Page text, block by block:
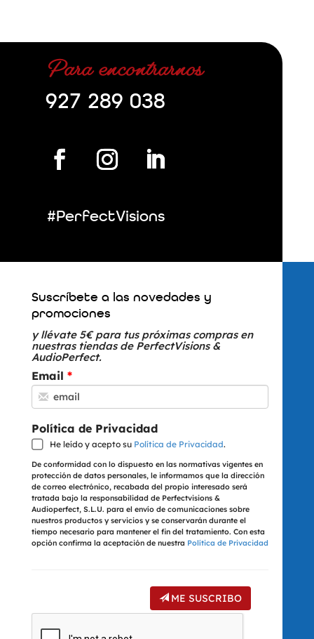
Para encontrarnos
927 289 038
#PerfectVisions
Suscríbete a las novedades y
promociones
y llévate 5€ para tus próximas compras en
nuestras tiendas de PerfectVisions &
AudioPerfect.
Email
Política de Privacidad
He leído y acepto su Política de Privacidad.
De conformidad con lo dispuesto en las normativas vigentes en
protección de datos personales, le informamos que la dirección
de correo electrónico, recabada del propio interesado será
tratada bajo la responsabilidad de Perfectvisions &
Audioperfect, S.L.U. para el envío de comunicaciones sobre
nuestros productos y servicios y se conservarán durante el
tiempo necesario para mantener el fin del tratamiento. Con esta
opción confirma la aceptación de nuestra Política de Privacidad
ME SUSCRIBO